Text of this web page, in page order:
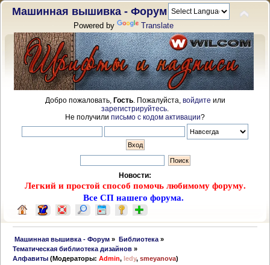
Машинная вышивка - Форум
Powered by Translate
Добро пожаловать, Гость. Пожалуйста, войдите или
зарегистрируйтесь
Не получили письмо с кодом активации?
Новости:
Легкий и простой способ помочь любимому форуму.
Все СП нашего форума.
Машинная вышивка - Форум » Библиотека»
Тематическая библиотека дизайнов »
Алфавиты (Модераторы:Admin,ledy,smeyanova)